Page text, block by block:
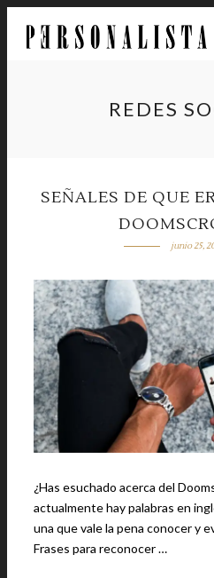
REDES
SEÑALES DE QUE
junio 25,
¿Has esuchado acerca del
actualmente hay palabras en
una que vale la pena conocer y evitar. Te puede
Frases para reconocer …